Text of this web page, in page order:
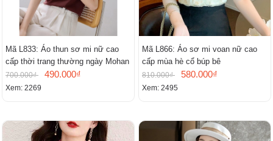
Mã L833: Áo thun sơ mi nữ cao
cấp thời trang thường ngày Mohan
700.000₫ 490.000₫
Xem: 2269
Mã L866: Áo sơ mi voan nữ cao
cấp mùa hè cổ búp bê
810.000₫ 580.000₫
Xem: 2495